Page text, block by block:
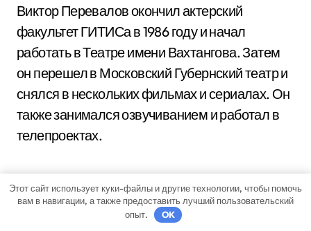
Виктор Перевалов окончил актерский
факультет ГИТИСа в 1986 году и начал
работать в Театре имени Вахтангова. Затем
он перешел в Московский Губернский театр и
снялся в нескольких фильмах и сериалах. Он
также занимался озвучиванием и работал в
телепроектах.
Этот сайт использует куки-файлы и другие технологии, чтобы помочь
вам в навигации, а также предоставить лучший пользовательский
опыт.
OK